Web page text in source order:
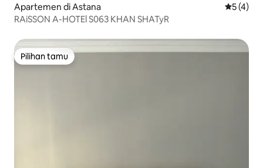
Apartemen di Astana Nilai
5 (4)
RAiSSON A-HOTEl S063 KHAN SHATyR
Pilihan tamu
Pilihan tamu